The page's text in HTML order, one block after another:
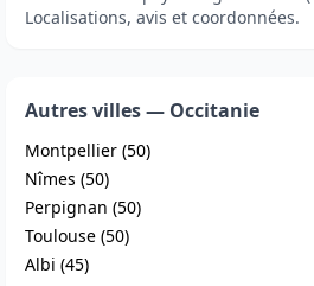
Localisations, avis et coordonnées.
Autres villes — Occitanie
Montpellier (50)
Nîmes (50)
Perpignan (50)
Toulouse (50)
Albi (45)